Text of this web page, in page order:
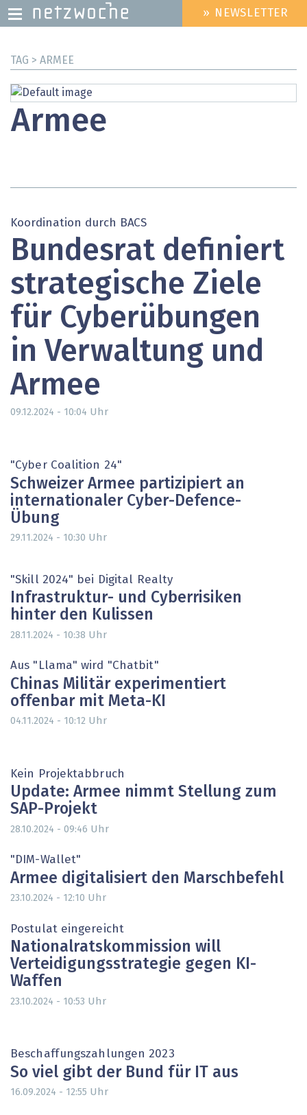
zum
HEADER
MENU
» NEWSLETTER
TAG > ARMEE
Armee
Koordination durch BACS
Bundesrat definiert
strategische Ziele
für Cyberübungen
in Verwaltung und
Armee
09.12.2024 - 10:04 Uhr
"Cyber Coalition 24"
Schweizer Armee partizipiert an
internationaler Cyber-Defence-
Übung
29.11.2024 - 10:30 Uhr
"Skill 2024" bei Digital Realty
Infrastruktur- und Cyberrisiken
hinter den Kulissen
28.11.2024 - 10:38 Uhr
Aus "Llama" wird "Chatbit"
Chinas Militär experimentiert
offenbar mit Meta-KI
04.11.2024 - 10:12 Uhr
Kein Projektabbruch
Update: Armee nimmt Stellung zum
SAP-Projekt
28.10.2024 - 09:46 Uhr
"DIM-Wallet"
Armee digitalisiert den Marschbefehl
23.10.2024 - 12:10 Uhr
Postulat eingereicht
Nationalratskommission will
Verteidigungsstrategie gegen KI-
Waffen
23.10.2024 - 10:53 Uhr
Beschaffungszahlungen 2023
So viel gibt der Bund für IT aus
16.09.2024 - 12:55 Uhr